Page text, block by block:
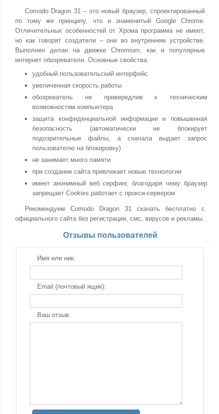
Comodo Dragon 31 – это новый браузер, спроектированный
по тому же принципу, что и знаменитый Google Chrome.
Отличительных особенностей от Хрома программа не имеет,
но как говорят создатели – они во внутреннем устройстве.
Выполнен делан на движке Chromium, как и популярные
интернет обозреватели. Основные свойства:
удобный пользовательский интерфейс
увеличенная скорость работы
обозреватель не привередлив к техническим
возможностям компьютера
защита конфиденциальной информации и повышенная
безопасность (автоматически не блокирует
подозрительные файлы, а сначала выдает запрос
пользователю на блокировку)
не занимает много памяти
при создании сайта привлекает новые технологии
имеет анонимный веб серфинг, благодаря чему браузер
запрещает Cookies работает с прокси-сервером
Рекомендуем Comodo Dragon 31 скачать бесплатно с
официального сайта без регистрации, смс, вирусов и рекламы.
Отзывы пользователей
Имя или ник:
Email (почтовый ящик):
Ваш отзыв: